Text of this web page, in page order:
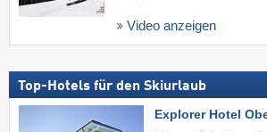
Video anzeigen
Top-Hotels für den Skiurlaub
Explorer Hotel